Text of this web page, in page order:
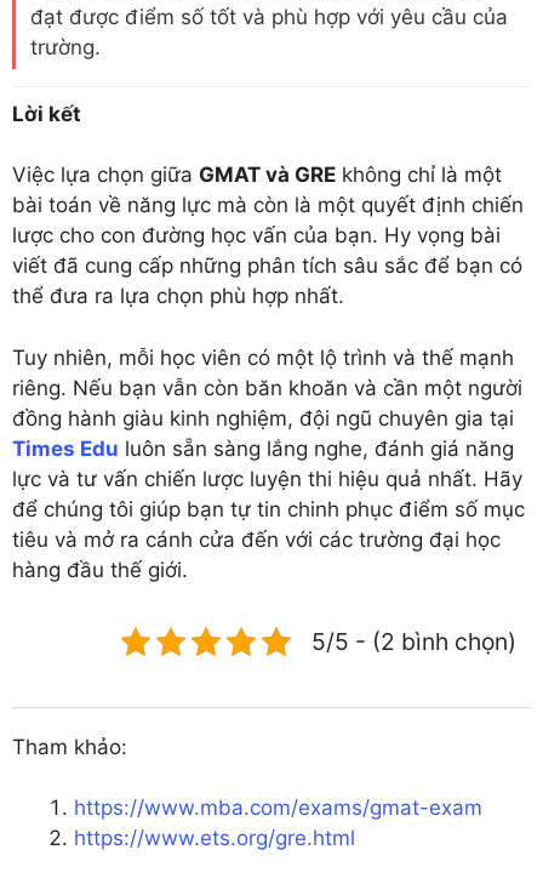
đạt được điểm số tốt và phù hợp với yêu cầu của
trường.
Lời kết
Việc lựa chọn giữa GMAT và GRE không chỉ là một
bài toán về năng lực mà còn là một quyết định chiến
lược cho con đường học vấn của bạn. Hy vọng bài
viết đã cung cấp những phân tích sâu sắc để bạn có
thể đưa ra lựa chọn phù hợp nhất.
Tuy nhiên, mỗi học viên có một lộ trình và thế mạnh
riêng. Nếu bạn vẫn còn băn khoăn và cần một người
đồng hành giàu kinh nghiệm, đội ngũ chuyên gia tại
Times Edu luôn sẵn sàng lắng nghe, đánh giá năng
lực và tư vấn chiến lược luyện thi hiệu quả nhất. Hãy
để chúng tôi giúp bạn tự tin chinh phục điểm số mục
tiêu và mở ra cánh cửa đến với các trường đại học
hàng đầu thế giới.
5/5 - (2 bình chọn)
Tham khảo:
https://www.mba.com/exams/gmat-exam
https://www.ets.org/gre.html